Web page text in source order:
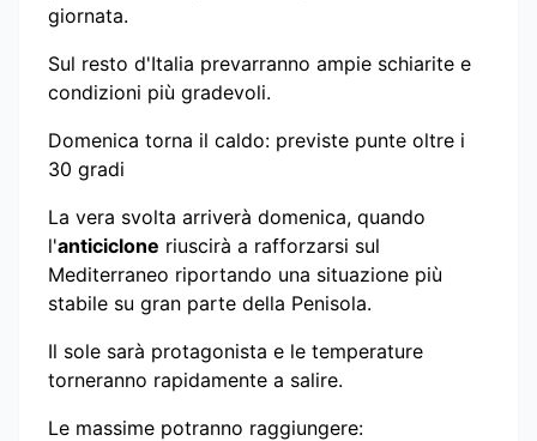
giornata.
Sul resto d'Italia prevarranno ampie schiarite e
condizioni più gradevoli.
Domenica torna il caldo: previste punte oltre i
30 gradi
La vera svolta arriverà domenica, quando
l'anticiclone riuscirà a rafforzarsi sul
Mediterraneo riportando una situazione più
stabile su gran parte della Penisola.
Il sole sarà protagonista e le temperature
torneranno rapidamente a salire.
Le massime potranno raggiungere: